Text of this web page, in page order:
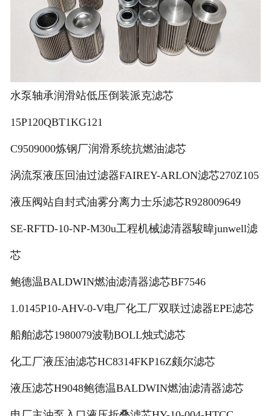
水泵轴承润滑站低压倒装派克滤芯
15P120QBT1KG121
C9509000炼钢厂润滑系统抗燃油滤芯
涡流泵液压回油过滤器FAIREY-ARLON滤芯270Z105
液压阀站自封式油雾分离力士乐滤芯R928009649
SE-RFTD-10-NP-M30u工程机械滤清器駿暐junwell滤
芯
鲍德温BALDWIN燃油滤清器滤芯BF7546
1.0145P10-AHV-0-V电厂化工厂双联过滤器EPE滤芯
船舶滤芯1980079波勒BOLL烛式滤芯
化工厂液压油滤芯HC8314FKP16Z颇尔滤芯
液压滤芯H9048鲍德温BALDWIN燃油滤清器滤芯